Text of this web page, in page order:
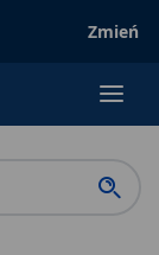
Zmień